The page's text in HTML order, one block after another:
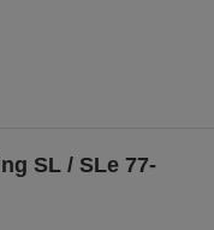
SL / SLe 77-